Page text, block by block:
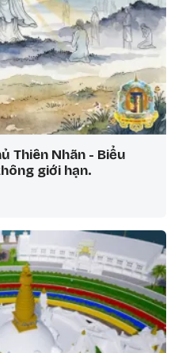
Thiên Nhãn - Biểu
giới hạn.